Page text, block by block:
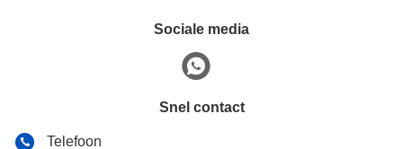
Sociale media
Snel contact
Telefoon